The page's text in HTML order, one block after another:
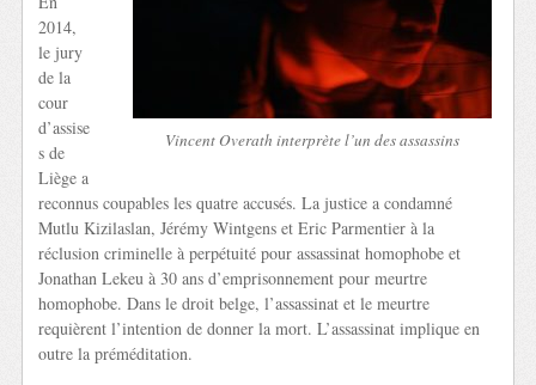
Vincent Overath interprète l’un des assassins
2014,
le jury
de la
cour
d’assise
s de
Liège a
reconnus coupables les quatre accusés. La justice a condamné
Mutlu Kizilaslan, Jérémy Wintgens et Eric Parmentier à la
réclusion criminelle à perpétuité pour assassinat homophobe et
Jonathan Lekeu à 30 ans d’emprisonnement pour meurtre
homophobe. Dans le droit belge, l’assassinat et le meurtre
requièrent l’intention de donner la mort. L’assassinat implique en
outre la préméditation.